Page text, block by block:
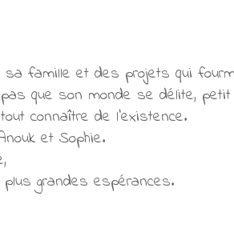
famille et des projets qui
que son monde se délite,
connaître de l’existence.
et Sophie.
grandes espérances.